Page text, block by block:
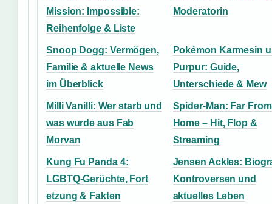
Mission: Impossible:
Reihenfolge & Liste
Moderatorin
Snoop Dogg: Vermögen,
Familie & aktuelle News
im Überblick
Pokémon Karmesin
Purpur: Guide,
Unterschiede & Mew
Milli Vanilli: Wer starb und
was wurde aus Fab
Morvan
Spider-Man: Far From
Home – Hit, Flop &
Streaming
Kung Fu Panda 4:
LGBTQ-Gerüchte, Fort
etzung & Fakten
Jensen Ackles:
Kontroversen und
aktuelles Leben